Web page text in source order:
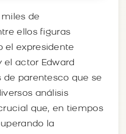
de
ellos figuras
el expresidente
el actor Edward
de parentesco que se
análisis
que, en tiempos
la